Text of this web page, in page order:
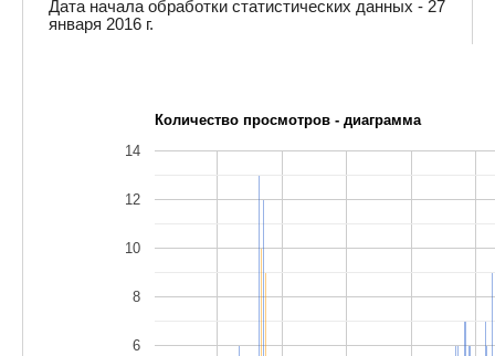
Дата начала обработки статистических данных - 27
января 2016 г.
Количество просмотров - диаграмма
6
8
10
12
14